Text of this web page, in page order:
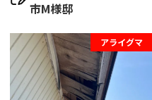
市M様邸
アライグマ